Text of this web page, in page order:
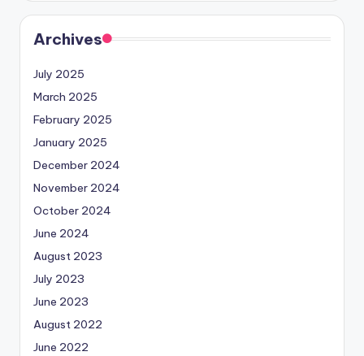
Archives
July 2025
March 2025
February 2025
January 2025
December 2024
November 2024
October 2024
June 2024
August 2023
July 2023
June 2023
August 2022
June 2022